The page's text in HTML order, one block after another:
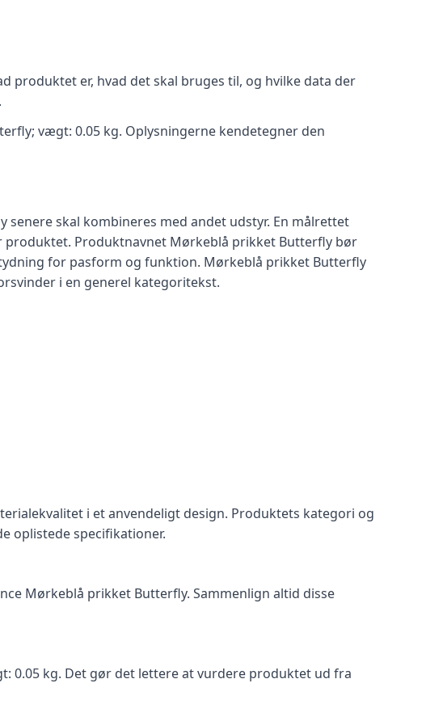
produktet er, hvad det skal bruges til, og hvilke data der
vægt: 0.05 kg. Oplysningerne kendetegner den
skal kombineres med andet udstyr. En målrettet
Produktnavnet Mørkeblå prikket Butterfly bør
for pasform og funktion. Mørkeblå prikket Butterfly
i en generel kategoritekst.
i et anvendeligt design. Produktets kategori og
oplistede specifikationer.
Mørkeblå prikket Butterfly. Sammenlign altid disse
0.05 kg. Det gør det lettere at vurdere produktet ud fra